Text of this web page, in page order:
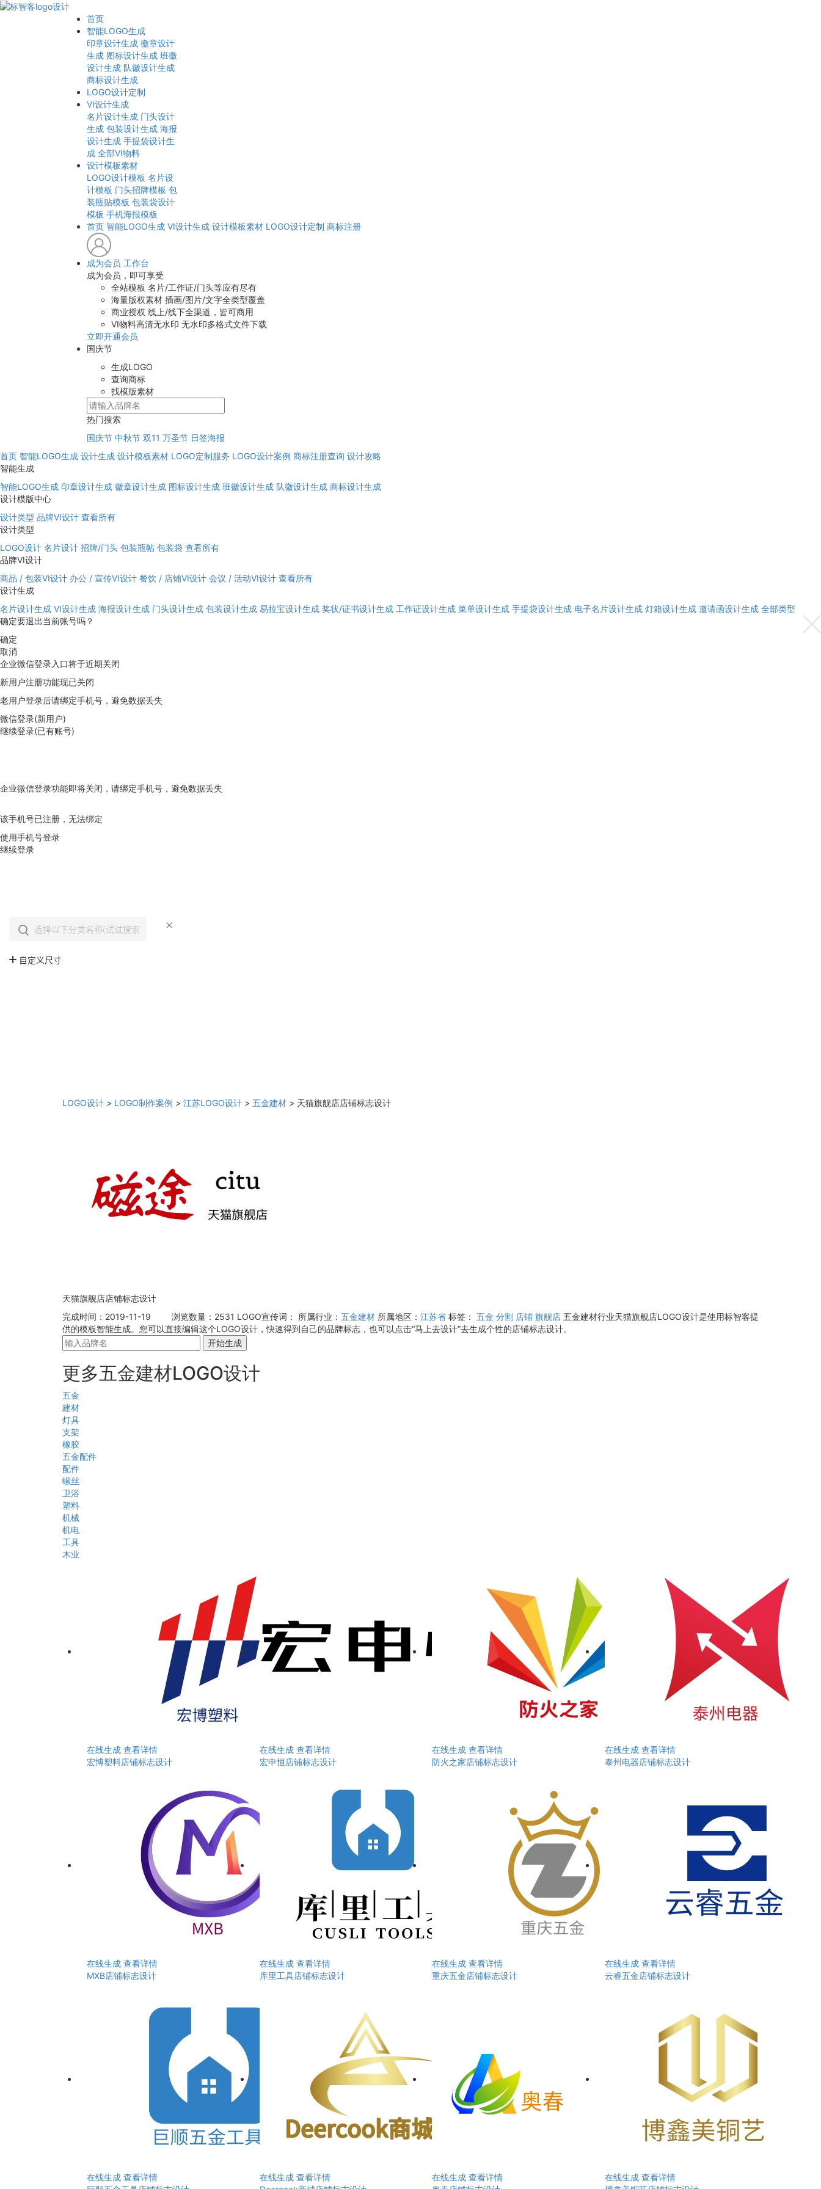
首页
智能LOGO生成
印章设计生成 徽章设计
生成 图标设计生成 班徽
设计生成 队徽设计生成
商标设计生成
LOGO设计定制
VI设计生成
名片设计生成 门头设计
生成 包装设计生成 海报
设计生成 手提袋设计生
成 全部VI物料
设计模板素材
LOGO设计模板 名片设
计模板 门头招牌模板 包
装瓶贴模板 包装袋设计
模板 手机海报模板
首页 智能LOGO生成 VI设计生成 设计模板素材 LOGO设计定制 商标注册
成为会员 工作台
成为会员，即可享受
全站模板 名片/工作证/门头等应有尽有
海量版权素材 插画/图片/文字全类型覆盖
商业授权 线上/线下全渠道，皆可商用
VI物料高清无水印 无水印多格式文件下载
立即开通会员
国庆节
生成LOGO
查询商标
找模版素材
热门搜索
国庆节 中秋节 双11 万圣节 日签海报
首页 智能LOGO生成 设计生成 设计模板素材 LOGO定制服务 LOGO设计案例 商标注册查询 设计攻略
智能生成
智能LOGO生成 印章设计生成 徽章设计生成 图标设计生成 班徽设计生成 队徽设计生成 商标设计生成
设计模版中心
设计类型 品牌VI设计 查看所有
设计类型
LOGO设计 名片设计 招牌/门头 包装瓶帖 包装袋 查看所有
品牌VI设计
商品 / 包装VI设计 办公 / 宣传VI设计 餐饮 / 店铺VI设计 会议 / 活动VI设计 查看所有
设计生成
名片设计生成 VI设计生成 海报设计生成 门头设计生成 包装设计生成 易拉宝设计生成 奖状/证书设计生成 工作证设计生成 菜单设计生成 手提袋设计生成 电子名片设计生成 灯箱设计生成 邀请函设计生成 全部类型
确定要退出当前账号吗？
确定
取消
企业微信登录入口将于近期关闭
新用户注册功能现已关闭
老用户登录后请绑定手机号，避免数据丢失
微信登录(新用户)
继续登录(已有账号)
企业微信登录功能即将关闭，请绑定手机号，避免数据丢失
该手机号已注册，无法绑定
使用手机号登录
继续登录
LOGO设计 > LOGO制作案例 > 江苏LOGO设计 > 五金建材 > 天猫旗舰店店铺标志设计
天猫旗舰店店铺标志设计
完成时间：2019-11-19
浏览数量：2531 LOGO宣传词： 所属行业： 五金建材 所属地区： 江苏省 标签： 五金 分割 店铺 旗舰店 五金建材行业天猫旗舰店LOGO设计是使用标智客提
供的模板智能生成。您可以直接编辑这个LOGO设计，快速得到自己的品牌标志，也可以点击“马上去设计”去生成个性的店铺标志设计。
开始生成
更多五金建材LOGO设计
五金
建材
灯具
支架
橡胶
五金配件
配件
螺丝
卫浴
塑料
机械
机电
工具
木业
在线生成 查看详情
宏博塑料店铺标志设计
在线生成 查看详情
宏申恒店铺标志设计
在线生成 查看详情
防火之家店铺标志设计
在线生成 查看详情
泰州电器店铺标志设计
在线生成 查看详情
MXB店铺标志设计
在线生成 查看详情
库里工具店铺标志设计
在线生成 查看详情
重庆五金店铺标志设计
在线生成 查看详情
云睿五金店铺标志设计
在线生成 查看详情
在线生成 查看详情
在线生成 查看详情
在线生成 查看详情